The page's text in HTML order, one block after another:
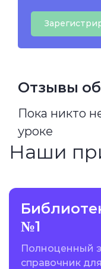
Отзывы
Пока никто
уроке
Наши
№1
Полноценный
справочник